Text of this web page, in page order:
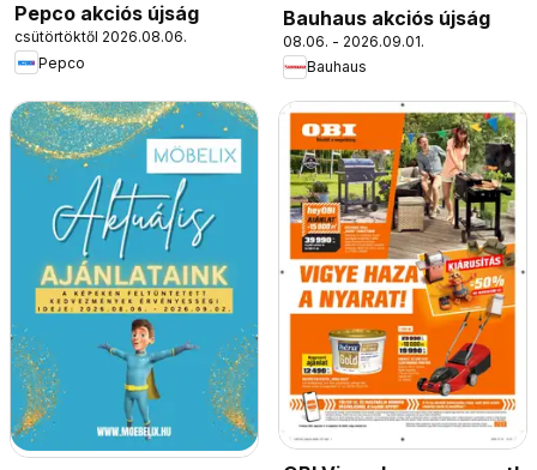
Pepco akciós újság
csütörtöktől 2026.08.06.
Pepco
Bauhaus akciós újság
08.06. - 2026.09.01.
Bauhaus